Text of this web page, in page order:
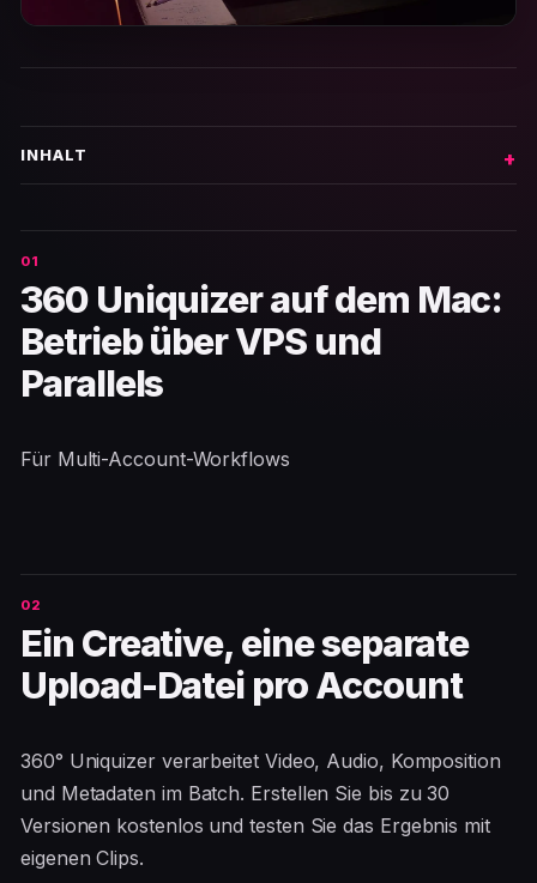
INHALT
360 Uniquizer auf dem Mac:
Betrieb über VPS und
Parallels
Für Multi-Account-Workflows
Ein Creative, eine separate
Upload-Datei pro Account
360° Uniquizer verarbeitet Video, Audio, Komposition
und Metadaten im Batch. Erstellen Sie bis zu 30
Versionen kostenlos und testen Sie das Ergebnis mit
eigenen Clips.